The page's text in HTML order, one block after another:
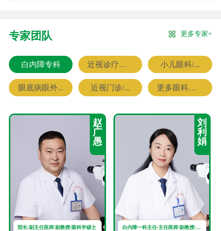
专家团队 更多专家+
白内障专科 近视诊疗专科 小儿眼科/...
眼底病眼外... 近视门诊/... 更多眼科专家
赵
广
愚
院长/副主任医师/副教授/眼科学硕士
刘
利
娟
白内障一科主任/主任医师/副教授/眼科学硕士